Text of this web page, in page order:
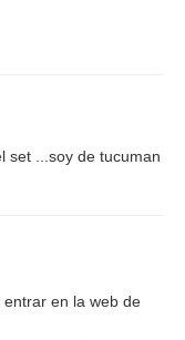
set ...soy de tucuman
en la web de